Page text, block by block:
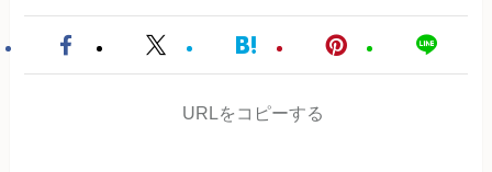
URLをコピーする